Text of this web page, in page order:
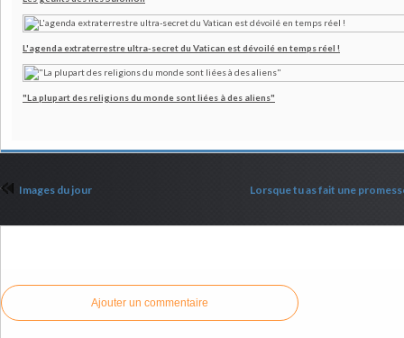
L'agenda extraterrestre ultra-secret du Vatican est dévoilé en temps réel !
"La plupart des religions du monde sont liées à des aliens"
Images du jour Lorsque tu as fait une
Ajouter un commentaire